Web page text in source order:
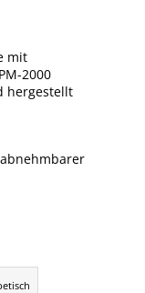
mit
2000
hergestellt